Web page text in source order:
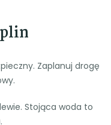
Zaplanuj drogę
Stojąca woda to